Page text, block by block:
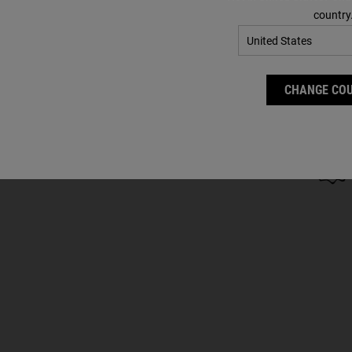
i segni del tempo con i
country.
CHANGE